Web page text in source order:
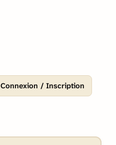
Connexion / Inscription